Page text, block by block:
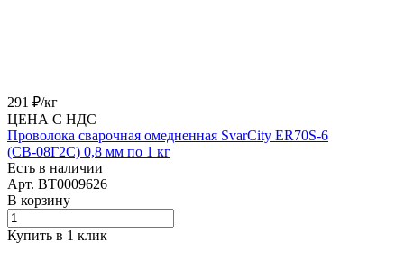
291 ₽/кг
ЦЕНА С НДС
Проволока сварочная омедненная SvarCity ER70S-6
(СВ-08Г2С) 0,8 мм по 1 кг
Есть в наличии
Арт. BT0009626
В корзину
Купить в 1 клик